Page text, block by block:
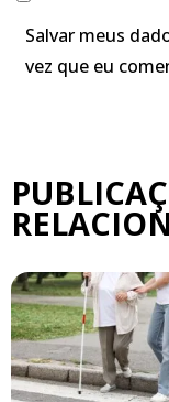
Salvar meus
vez que eu